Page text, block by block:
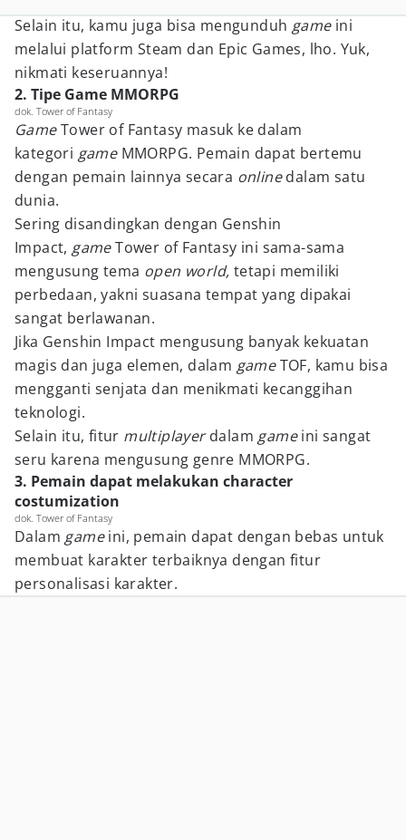
Selain itu, kamu juga bisa mengunduh game ini
melalui platform Steam dan Epic Games, lho. Yuk,
nikmati keseruannya!
2. Tipe Game MMORPG
dok. Tower of Fantasy
GameTower of Fantasy masuk ke dalam
kategori game MMORPG. Pemain dapat bertemu
dengan pemain lainnya secara onlinedalam satu
dunia.
Sering disandingkan dengan Genshin
Impact, gameTower of Fantasy ini sama-sama
mengusung tema open world, tetapi memiliki
perbedaan, yakni suasana tempat yang dipakai
sangat berlawanan.
Jika Genshin Impact mengusung banyak kekuatan
magis dan juga elemen, dalam gameTOF, kamu bisa
mengganti senjata dan menikmati kecanggihan
teknologi.
Selain itu, fitur multiplayerdalam gameini sangat
seru karena mengusung genre MMORPG.
3. Pemain dapat melakukan character
costumization
dok. Tower of Fantasy
Dalam gameini, pemain dapat dengan bebas untuk
membuat karakter terbaiknya dengan fitur
personalisasi karakter.